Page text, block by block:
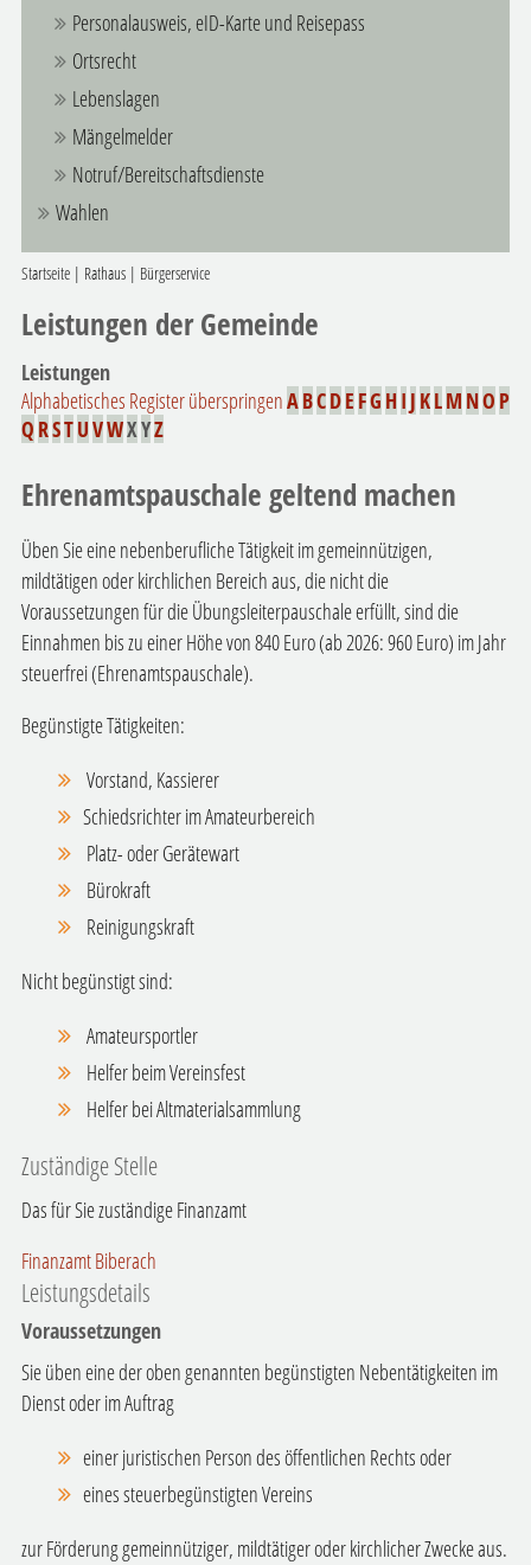
Personalausweis, eID-Karte und Reisepass
Ortsrecht
Lebenslagen
Mängelmelder
Notruf/Bereitschaftsdienste
Wahlen
Startseite| Rathaus| Bürgerservice
Leistungen der Gemeinde
Leistungen
Alphabetisches Register überspringenABCDE FG H I J KLM NO P
Q RSTUVWXYZ
Ehrenamtspauschale geltend machen
Üben Sie eine nebenberufliche Tätigkeit im gemeinnützigen,
mildtätigen oder kirchlichen Bereich aus, die nicht die
Voraussetzungen für die Übungsleiterpauschale erfüllt, sind die
Einnahmen bis zu einer Höhe von 840 Euro (ab 2026: 960 Euro) im Jahr
steuerfrei (Ehrenamtspauschale).
Begünstigte Tätigkeiten:
Vorstand, Kassierer
Schiedsrichter im Amateurbereich
Platz- oder Gerätewart
Bürokraft
Reinigungskraft
Nicht begünstigt sind:
Amateursportler
Helfer beim Vereinsfest
Helfer bei Altmaterialsammlung
Zuständige Stelle
Das für Sie zuständige Finanzamt
Finanzamt Biberach
Leistungsdetails
Voraussetzungen
Sie üben eine der oben genannten begünstigten Nebentätigkeiten im
Dienst oder im Auftrag
einer juristischen Person des öffentlichen Rechts oder
eines steuerbegünstigten Vereins
zur Förderung gemeinnütziger, mildtätiger oder kirchlicher Zwecke aus.